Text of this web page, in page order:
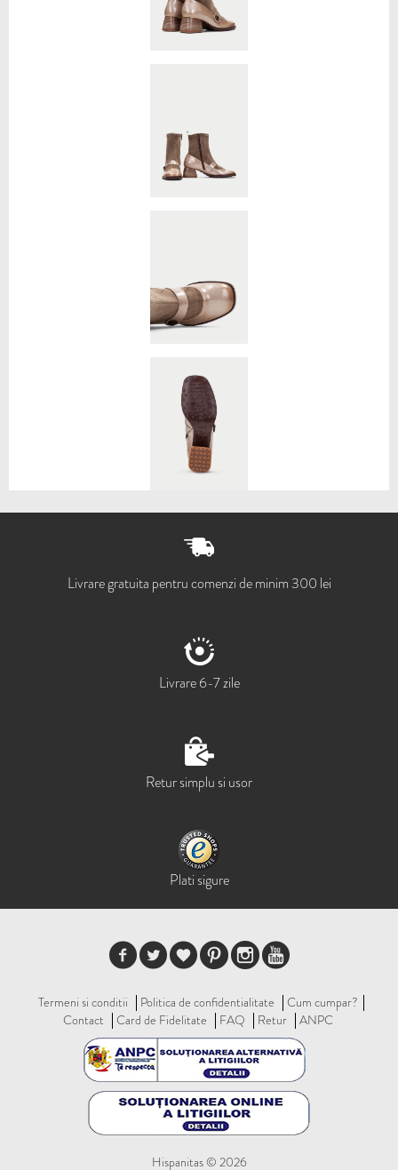
Livrare gratuita pentru comenzi de minim 300 lei
Livrare 6-7 zile
Retur simplu si usor
Plati sigure
Termeni si conditii Politica de confidentialitate
Cum cumpar?
Contact
Card de Fidelitate FAQ Retur ANPC
Hispanitas © 2026